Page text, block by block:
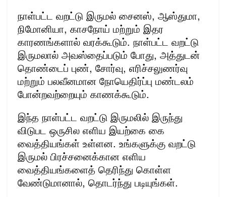
நாள்பட்ட வறட்டு இருமல் சைனஸ், ஆஸ்துமா,
நிமோனியா, காசநோய் மற்றும் இதர
காரணங்களால் வரக்கூடும். நாள்பட்ட வறட்டு
இருமலால் அவஸ்தைப்படும் போது, அத்துடன்
தொண்டைப் புண், சோர்வு, எரிச்சலுணர்வு
மற்றும் பலவீனமான நோயெதிர்ப்பு மண்டலம்
போன்றவற்றையும் காணக்கூடும்.
இந்த நாள்பட்ட வறட்டு இருமலில் இருந்து
விடுபட ஒருசில எளிய இயற்கை கை
வைத்தியங்கள் உள்ளன. உங்களுக்கு வறட்டு
இருமல் பிரச்சனைக்கான எளிய
வைத்தியங்களைத் தெரிந்து கொள்ள
வேண்டுமானால், தொடர்ந்து படியுங்கள்.